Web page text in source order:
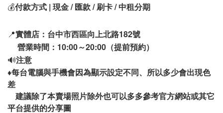
💰付款方式 | 現金 / 匯款 / 刷卡 / 中租分期
📍實體店：台中市西區向上北路182號
營業時間：10:00～20:00（提前預約）
🔊注意
♦️每台電腦與手機會因為顯示設定不同、所以多少會出現色
差
建議除了本賣場照片除外也可以多多參考官方網站或其它
平台提供的分享圖